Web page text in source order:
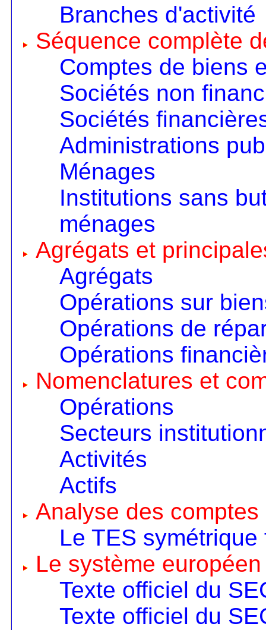
Branches d'activité
Séquence complète
Comptes de biens
Sociétés non
Sociétés
Administrations
Ménages
Institutions sans
ménages
Agrégats et
Agrégats
Opérations sur
Opérations de
Opérations
Nomenclatures et
Opérations
Secteurs
Activités
Actifs
Analyse des
Le TES symétrique
Le système
Texte officiel du
Texte officiel du